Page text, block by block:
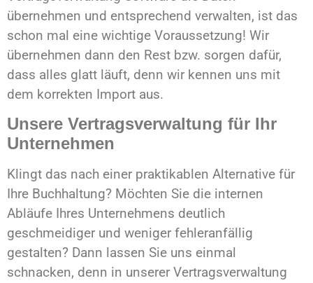
übernehmen und entsprechend verwalten, ist das
schon mal eine wichtige Voraussetzung! Wir
übernehmen dann den Rest bzw. sorgen dafür,
dass alles glatt läuft, denn wir kennen uns mit
dem korrekten Import aus.
Unsere Vertragsverwaltung für Ihr
Unternehmen
Klingt das nach einer praktikablen Alternative für
Ihre Buchhaltung? Möchten Sie die internen
Abläufe Ihres Unternehmens deutlich
geschmeidiger und weniger fehleranfällig
gestalten? Dann lassen Sie uns einmal
schnacken, denn in unserer Vertragsverwaltung